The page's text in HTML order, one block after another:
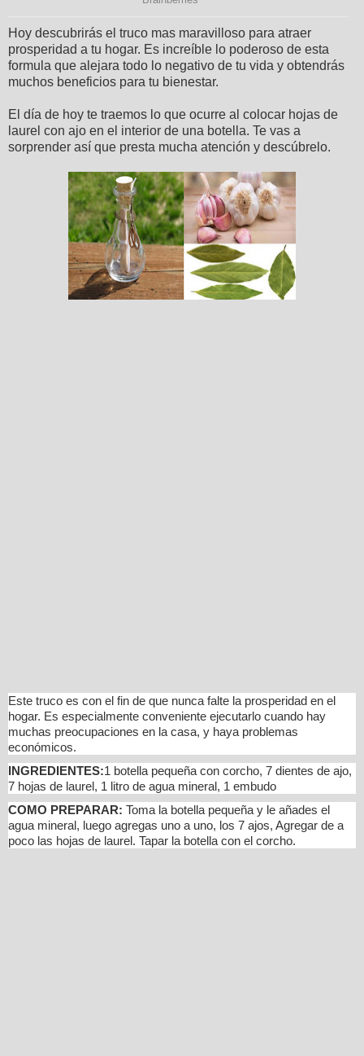
Hoy descubrirás el truco mas maravilloso para atraer
prosperidad a tu hogar. Es increíble lo poderoso de esta
formula que alejara todo lo negativo de tu vida y obtendrás
muchos beneficios para tu bienestar.
El día de hoy te traemos lo que ocurre al colocar hojas de
laurel con ajo en el interior de una botella. Te vas a
sorprender así que presta mucha atención y descúbrelo.
Este truco es con el fin de que nunca falte la prosperidad en el
hogar. Es especialmente conveniente ejecutarlo cuando hay
muchas preocupaciones en la casa, y haya problemas
económicos.
INGREDIENTES:1 botella pequeña con corcho, 7 dientes de ajo,
7 hojas de laurel, 1 litro de agua mineral, 1 embudo
COMO PREPARAR: Toma la botella pequeña y le añades el
agua mineral, luego agregas uno a uno, los 7 ajos, Agregar de a
poco las hojas de laurel. Tapar la botella con el corcho.